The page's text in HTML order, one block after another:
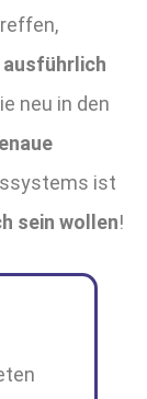
ausführlich
neu in den
ist
sein wollen!